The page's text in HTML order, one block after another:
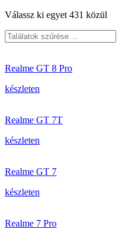
Válassz ki egyet 431 közül
Realme GT 8 Pro
készleten
Realme GT 7T
készleten
Realme GT 7
készleten
Realme 7 Pro